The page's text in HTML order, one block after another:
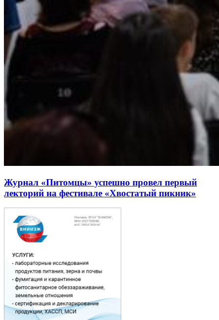
Журнал «Питомцы» успешно провел первый
лекторий на фестивале «Хвостатый пикник»